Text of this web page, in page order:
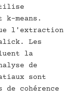
k-means.
l'extraction
Les
la
de
sont
de cohérence